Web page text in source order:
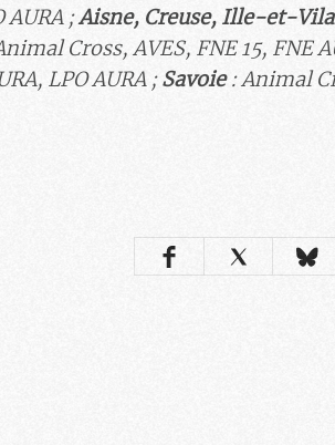
AURA ;Aisne, Creuse, Ille-et-
Cross, AVES, FNE 15, FNE
LPO AURA ;Savoie:Animal